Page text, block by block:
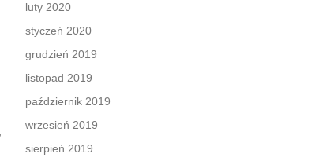
luty 2020
styczeń 2020
grudzień 2019
listopad 2019
październik 2019
wrzesień 2019
sierpień 2019